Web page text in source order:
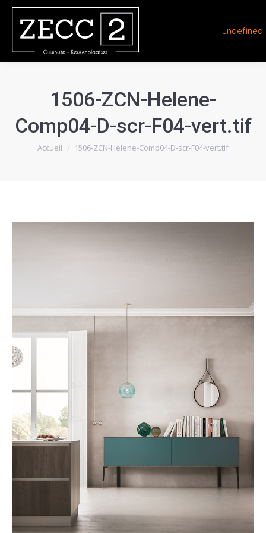
undefined
1506-ZCN-Helene-
Comp04-D-scr-F04-vert.tif
Vous êtes ici :
Accueil 1506-ZCN-Helene-Comp04-D-scr-F04-vert.tif